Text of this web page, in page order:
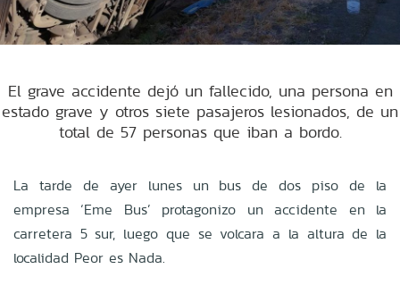
El grave accidente dejó un fallecido, una persona en
estado grave y otros siete pasajeros lesionados, de un
total de 57 personas que iban a bordo.
La tarde de ayer lunes un bus de dos piso de la
empresa ‘Eme Bus’ protagonizo un accidente en la
carretera 5 sur, luego que se volcara a la altura de la
localidad Peor es Nada.